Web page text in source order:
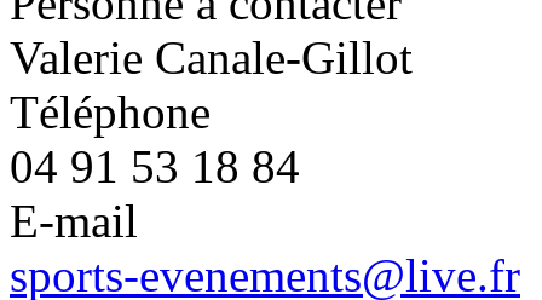
Valerie Canale-Gillot
Téléphone
04 91 53 18 84
E-mail
sports-evenements@live.fr